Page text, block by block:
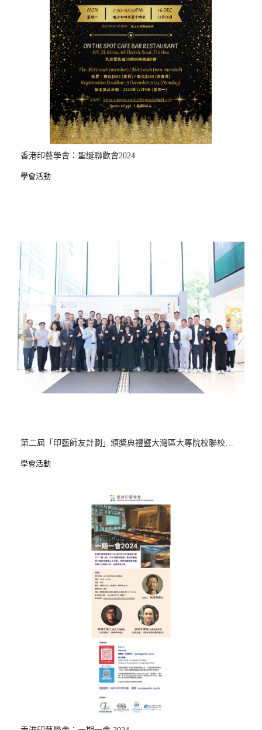
香港印藝學會：聖誕聯歡會2024
學會活動
第二屆「印藝師友計劃」頒獎典禮暨大灣區大專院校聯校畢業作品展啟動禮
學會活動